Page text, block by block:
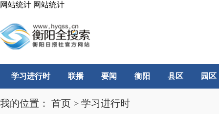
网站统计 网站统计
学习进行时 联播 要闻 衡阳 县区 园区
我的位置： 首页 > 学习进行时